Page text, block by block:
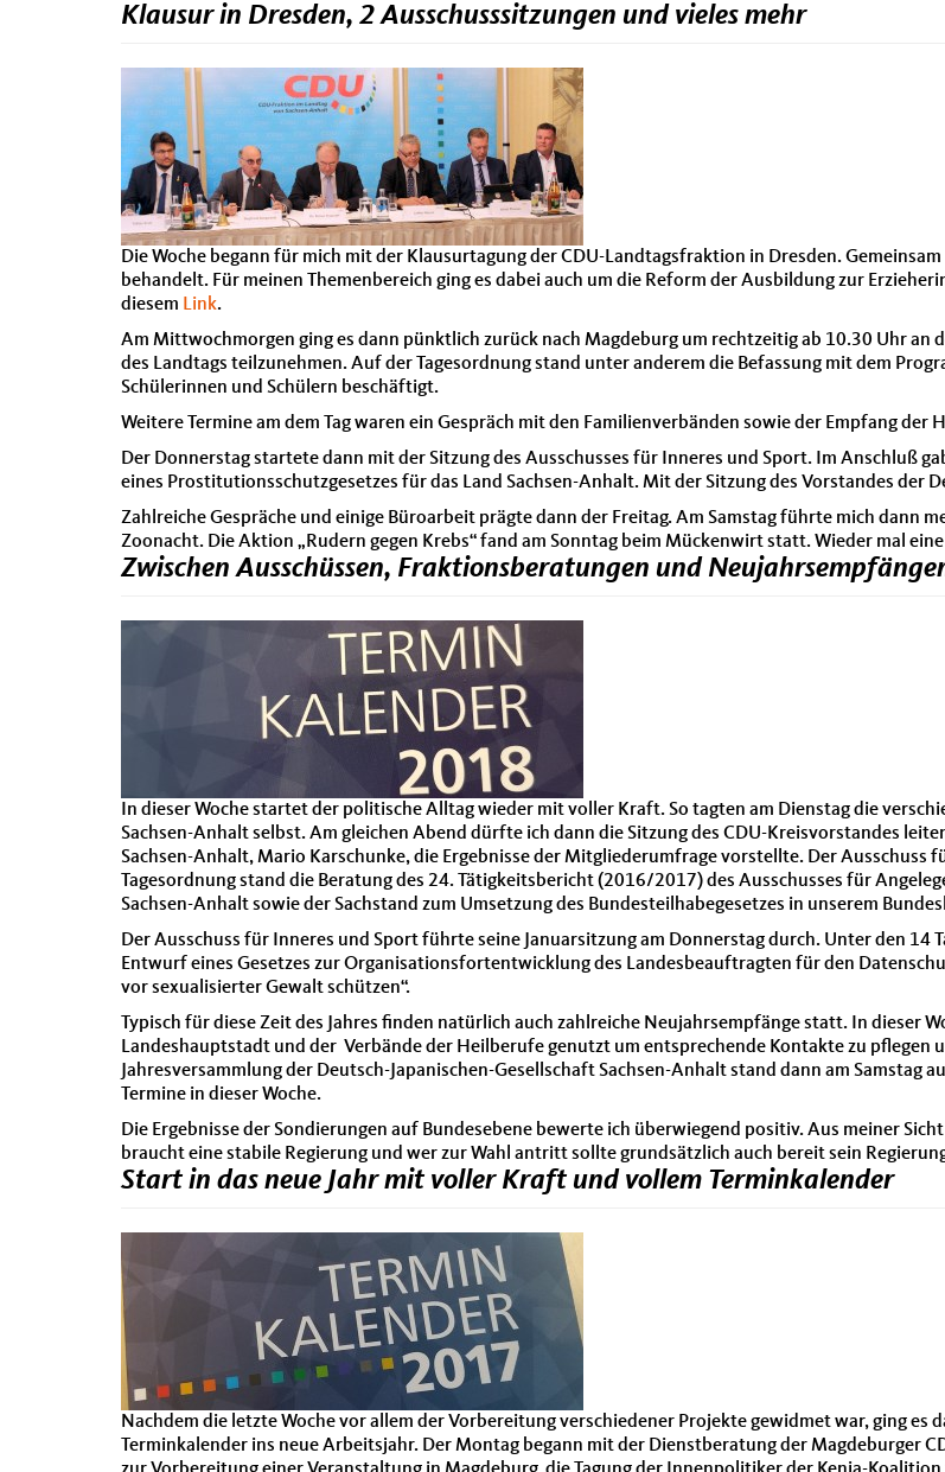
Klausur in Dresden, 2 Ausschusssitzungen und vieles mehr
Die Woche begann für mich mit der Klausurtagung der CDU-Landtagsfraktion in Dresden.
behandelt. Für meinen Themenbereich ging es dabei auch um die Reform der Ausbildung zur
diesem Link.
Am Mittwochmorgen ging es dann pünktlich zurück nach Magdeburg um rechtzeitig ab 10.30 Uhr an
des Landtags teilzunehmen. Auf der Tagesordnung stand unter anderem die Befassung mit dem
Schülerinnen und Schülern beschäftigt.
Weitere Termine am dem Tag waren ein Gespräch mit den Familienverbänden sowie der Empfang der
Der Donnerstag startete dann mit der Sitzung des Ausschusses für Inneres und Sport. Im Anschluß
eines Prostitutionsschutzgesetzes für das Land Sachsen-Anhalt. Mit der Sitzung des Vorstandes der
Zahlreiche Gespräche und einige Büroarbeit prägte dann der Freitag. Am Samstag führte mich dann
Zoonacht. Die Aktion „Rudern gegen Krebs“ fand am Sonntag beim Mückenwirt statt. Wieder mal
Zwischen Ausschüssen, Fraktionsberatungen und
In dieser Woche startet der politische Alltag wieder mit voller Kraft. So tagten am Dienstag die
Sachsen-Anhalt selbst. Am gleichen Abend dürfte ich dann die Sitzung des CDU-Kreisvorstandes
Sachsen-Anhalt, Mario Karschunke, die Ergebnisse der Mitgliederumfrage vorstellte. Der
Tagesordnung stand die Beratung des 24. Tätigkeitsbericht (2016/2017) des Ausschusses für
Sachsen-Anhalt sowie der Sachstand zum Umsetzung des Bundesteilhabegesetzes in unserem
Der Ausschuss für Inneres und Sport führte seine Januarsitzung am Donnerstag durch. Unter den
Entwurf eines Gesetzes zur Organisationsfortentwicklung des Landesbeauftragten für den
vor sexualisierter Gewalt schützen“.
Typisch für diese Zeit des Jahres finden natürlich auch zahlreiche Neujahrsempfänge statt. In dieser
Landeshauptstadt und der Verbände der Heilberufe genutzt um entsprechende Kontakte zu pflegen
Jahresversammlung der Deutsch-Japanischen-Gesellschaft Sachsen-Anhalt stand dann am Samstag
Termine in dieser Woche.
Die Ergebnisse der Sondierungen auf Bundesebene bewerte ich überwiegend positiv. Aus meiner
braucht eine stabile Regierung und wer zur Wahl antritt sollte grundsätzlich auch bereit sein
Start in das neue Jahr mit voller Kraft und vollem Terminkalender
Nachdem die letzte Woche vor allem der Vorbereitung verschiedener Projekte gewidmet war, ging es
Terminkalender ins neue Arbeitsjahr. Der Montag begann mit der Dienstberatung der Magdeburger